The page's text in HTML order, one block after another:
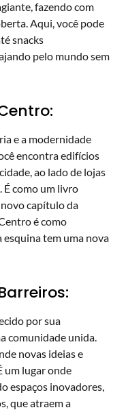
fazendo com
Aqui, você pode
snacks
pelo mundo sem
e a modernidade
encontra edifícios
ao lado de lojas
É como um livro
capítulo da
é como
esquina tem uma nova
por sua
comunidade unida.
novas ideias e
um lugar onde
espaços inovadores,
que atraem a